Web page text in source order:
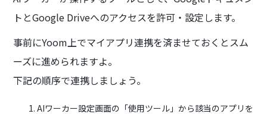
トとGoogle Driveへのアクセスを許可・設定します。
事前にYoom上でマイアプリ連携を済ませておくとスム
ーズに進められますよ。
下記の順序で連携しましょう。
AIワーカー設定画面の「使用ツール」から該当のアプリを